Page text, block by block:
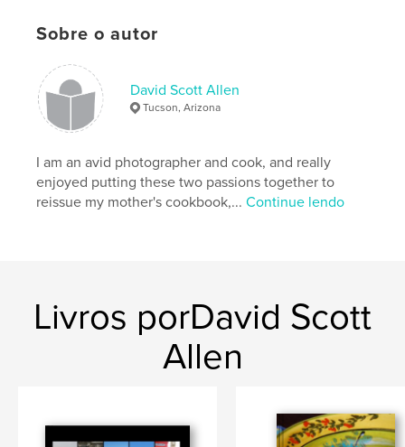
Sobre o autor
David Scott Allen
Tucson, Arizona
I am an avid photographer and cook, and really
enjoyed putting these two passions together to
reissue my mother's cookbook,...Continue lendo
Livros porDavid Scott
Allen